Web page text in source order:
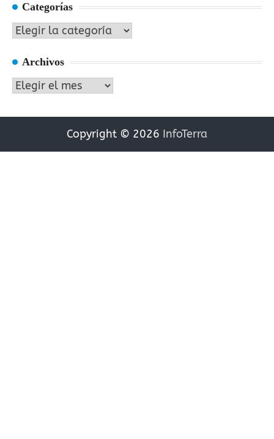
Categorías
Categorías
Archivos
Archivos
Copyright © 2026 InfoTerra